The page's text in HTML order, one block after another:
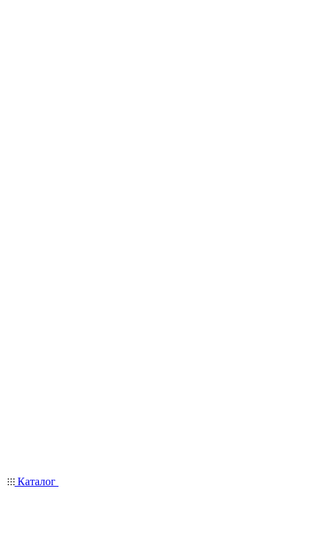
Каталог